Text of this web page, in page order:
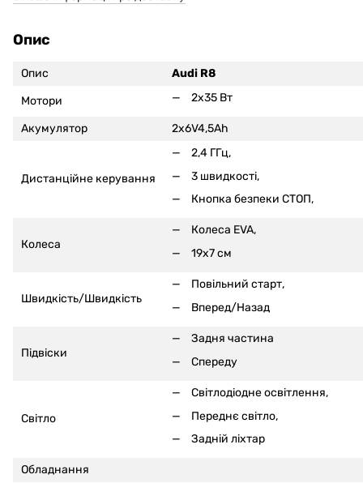
Опис
Опис
Audi R8
Мотори
2x35 Вт
Акумулятор 2x6V4,5Ah
Дистанційне керування
2,4 ГГц,
3 швидкості,
Кнопка безпеки СТОП,
Колеса
Колеса EVA,
19x7 см
Швидкість/Швидкість
Повільний старт,
Вперед/Назад
Підвіски
Задня частина
Спереду
Світло
Світлодіодне освітлення,
Переднє світло,
Задній ліхтар
Обладнання